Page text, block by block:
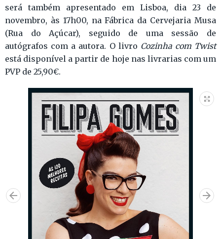
será também apresentado em Lisboa, dia 23 de
novembro, às 17h00, na Fábrica da Cervejaria Musa
(Rua do Açúcar), seguido de uma sessão de
autógrafos com a autora. O livro Cozinha com Twist
está disponível a partir de hoje nas livrarias com um
PVP de 25,90€.